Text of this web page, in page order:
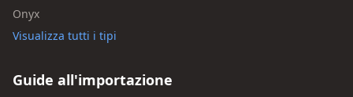
Onyx
Visualizza tutti i tipi
Guide all'importazione